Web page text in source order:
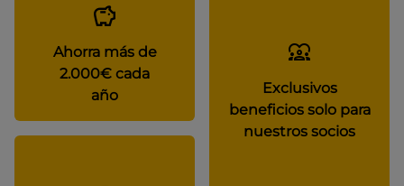
Ahorra más de
2.000€ cada
año
Exclusivos
beneficios solo para
nuestros socios